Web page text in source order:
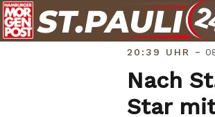
Skip
to
content
20:39 UHR -
Nach
Star